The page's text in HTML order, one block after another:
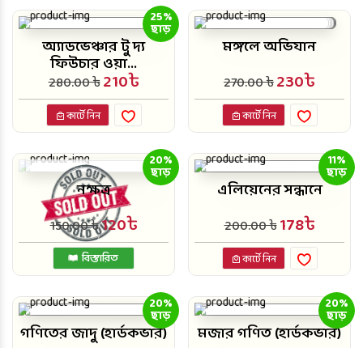
25%
ছাড়
অ্যাডভেঞ্চার টু দ্য
ফিউচার ওয়া...
280.00 ৳210৳
কার্টে নিন
মঙ্গলে অভিযান
270.00 ৳230৳
কার্টে নিন
20%
ছাড়
নক্ষত্র
150.00 ৳120৳
বিস্তারিত
11%
ছাড়
এলিয়েনের সন্ধানে
200.00 ৳178৳
কার্টে নিন
20%
ছাড়
গণিতের জাদু (হার্ডকভার)
20%
ছাড়
মজার গণিত (হার্ডকভার)